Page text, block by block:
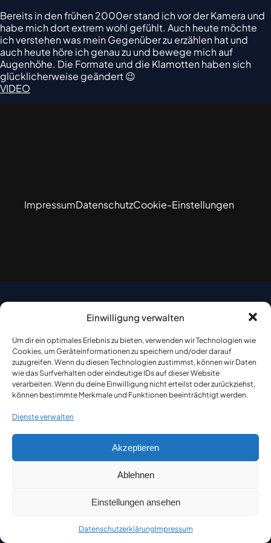
Einwilligung verwalten
Um dir ein optimales Erlebnis zu bieten, verwenden wir Technologien wie
Cookies, um Geräteinformationen zu speichern und/oder darauf
zuzugreifen. Wenn du diesen Technologien zustimmst, können wir Daten
wie das Surfverhalten oder eindeutige IDs auf dieser Website
verarbeiten. Wenn du deine Einwilligung nicht erteilst oder zurückziehst,
können bestimmte Merkmale und Funktionen beeinträchtigt werden.
Dienste verwalten
Akzeptieren
Ablehnen
Einstellungen ansehen
DatenschutzerklärungImpressum
Bereits in den frühen 2000er stand ich vor der Kamera und
habe mich dort extrem wohl gefühlt. Auch heute möchte
ich verstehen was mein Gegenüber zu erzählen hat und
auch heute höre ich genau zu und bewege mich auf
Augenhöhe. Die Formate und die Klamotten haben sich
glücklicherweise geändert 😉
VIDEO
ImpressumDatenschutzCookie-Einstellungen